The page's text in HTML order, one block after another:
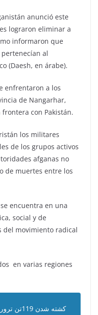
anunció este
lograron eliminar a
informaron que
al
(Daesh, en árabe).
enfrentaron a los
de Nangarhar,
con Pakistán.
los militares
de los grupos activos
afganas no
de muertes entre los
encuentra en una
social y de
del movimiento radical
en varias regiones
کشته شدن